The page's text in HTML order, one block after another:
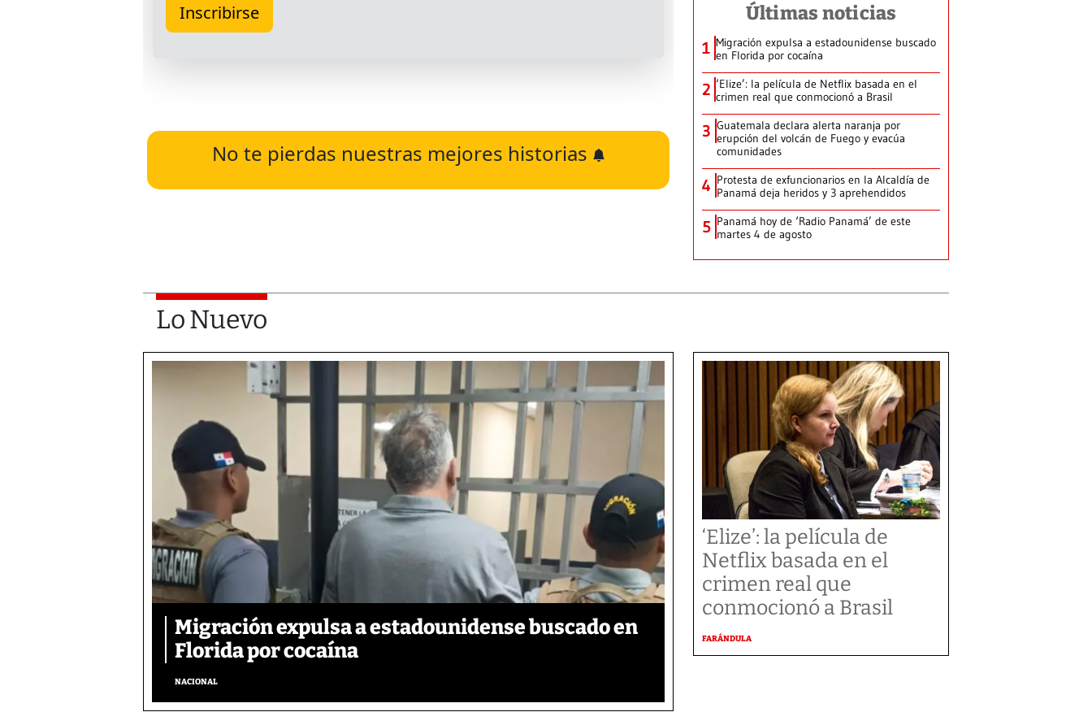
No te pierdas nuestras mejores historias
Últimas noticias
1 Migración expulsa a estadounidense buscado
en Florida por cocaína
2 ‘Elize’: la película de Netflix basada en el
crimen real que conmocionó a Brasil
3 Guatemala declara alerta naranja por
erupción del volcán de Fuego y evacúa
comunidades
4 Protesta de exfuncionarios en la Alcaldía de
Panamá deja heridos y 3 aprehendidos
5 Panamá hoy de ‘Radio Panamá’ de este
martes 4 de agosto
Lo Nuevo
Migración expulsa a estadounidense buscado en
Florida por cocaína
NACIONAL
‘Elize’: la película de
Netflix basada en el
crimen real que
conmocionó a Brasil
FARÁNDULA